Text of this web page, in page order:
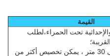
القيمة
تحت الحمراء،لطلب
دقة من 0.5 متر إلى 30 متر ، يمكن تخصيص أكثر من